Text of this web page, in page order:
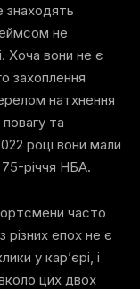
знаходять
не
Хоча вони не є
захоплення
натхнення
та
році вони мали
75-річчя НБА.
часто
різних епох не є
у кар’єрі, і
цих двох